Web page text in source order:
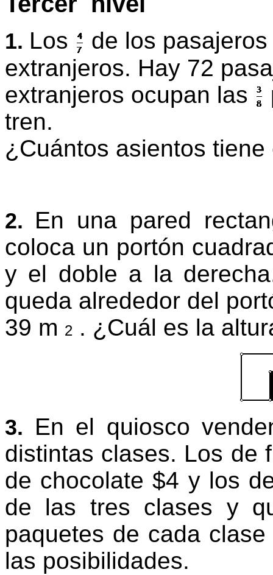
1. Los
de los
extranjeros. Hay 72
extranjeros ocupan las
tren.
¿Cuántos asientos tiene
2. En una pared
coloca un portón
y el doble a la
queda alrededor del
39 m 2 . ¿Cuál es la
3. En el quiosco
distintas clases. Los de
de chocolate $4 y los
de las tres clases y
paquetes de cada
las posibilidades.